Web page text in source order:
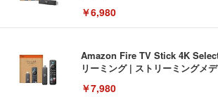
￥6,980
Amazon Fire TV Stick 4K
リーミング | ストリーミングメ
￥7,980